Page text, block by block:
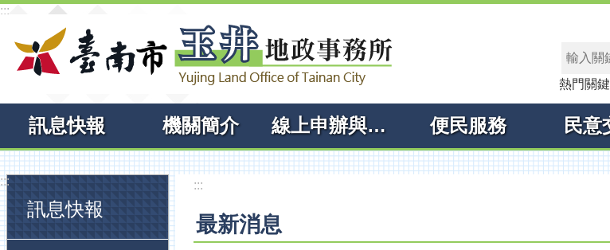
跳到主要內容區塊
:::
熱門關
訊息快報 機關簡介 線上申辦與查詢 便民服務 民意
:::
訊息快報
:::
最新消息